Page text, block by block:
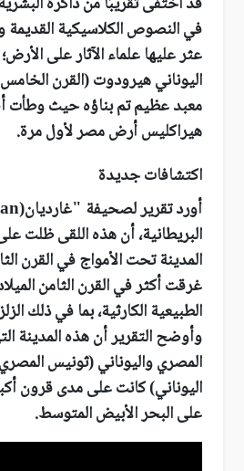
في النصوص الكلاسيكية القديمة
عثر عليها علماء الآثار على
اليوناني هيرودوت (القرن
معبد عظيم تم بناؤه حيث وطأت
هيراكليس أرض مصر لأول مرة.
اكتشافات جديدة
أورد تقريرلصحيفة "غارديان
البريطانية، أن هذه اللقى ظلت
المدينة تحت الأمواج في القرن
غرقت أكثر في القرن الثامن
الطبيعية الكارثية، بما في ذلك
وأوضح التقرير أن هذه المدينة
المصري واليوناني (ثونيس
اليوناني) كانت على مدى قرون
على البحر الأبيض المتوسط.